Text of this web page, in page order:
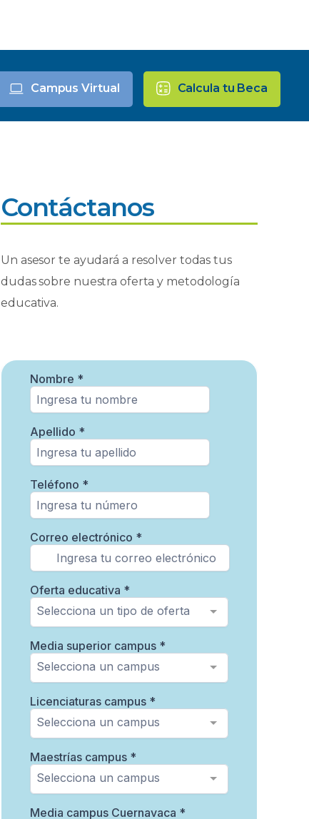
Campus Virtual Calcula tu Beca
Contáctanos
Un asesor te ayudará a resolver todas tus
dudas sobre nuestra oferta y metodología
educativa.